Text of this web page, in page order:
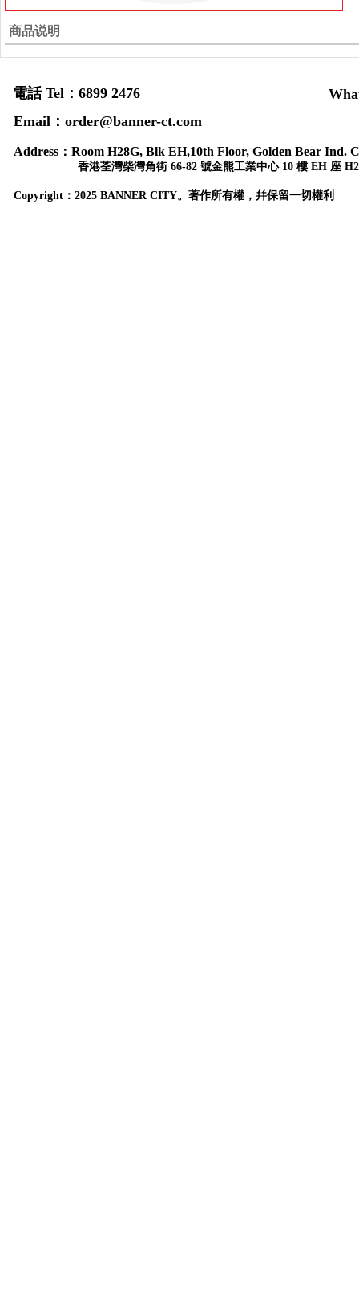
商品说明
電話 Tel：6899 2476
Email：order@banner-ct.com
Address： Room H28G, Blk EH,10th Floor, Golden Bear Ind.
香港荃灣柴灣角街 66-82 號金熊工業中心 10 樓 EH 座
Copyright： 2025 BANNER CITY。著作所有權，幷保留一切權利